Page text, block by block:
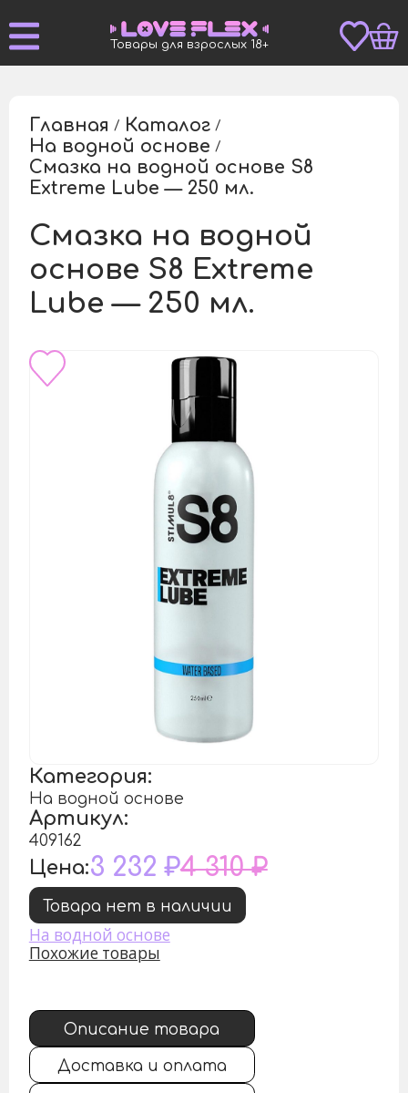
Товары для взрослых 18+
Главная / Каталог /
На водной основе /
Смазка на водной основе S8
Extreme Lube — 250 мл.
Смазка на водной
основе S8 Extreme
Lube — 250 мл.
Категория:
На водной основе
Артикул:
409162
Цена:3 232 ₽4 310 ₽
Товара нет в наличии
На водной основе
Похожие товары
Описание товара
Доставка и оплата